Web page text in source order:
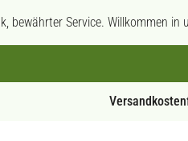
bewährter Service. Willkommen in
Persönliche